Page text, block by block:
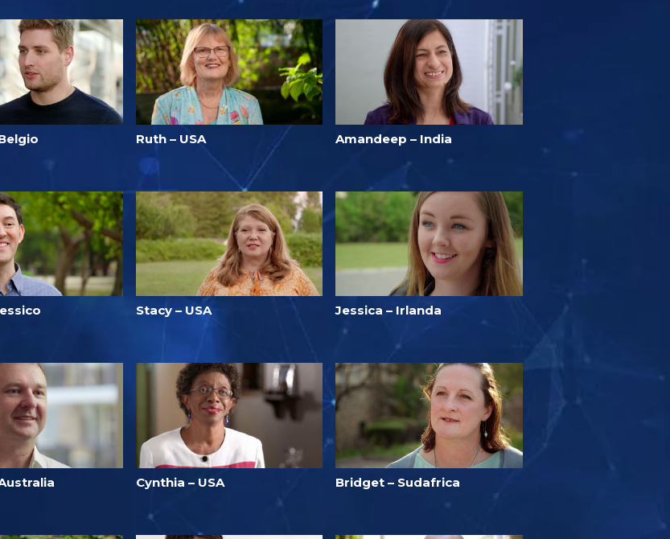
Ruth – USA Amandeep – India
Stacy – USA Jessica – Irlanda
Cynthia – USA Bridget – Sudafrica